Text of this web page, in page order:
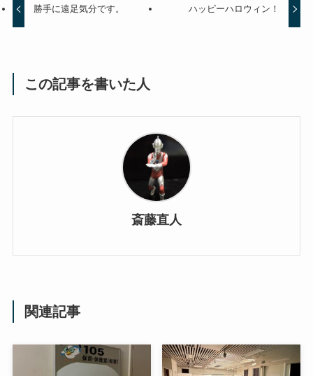
勝手に遠足気分です。 ハッピーハロウィン！
この記事を書いた人
斎藤直人
関連記事